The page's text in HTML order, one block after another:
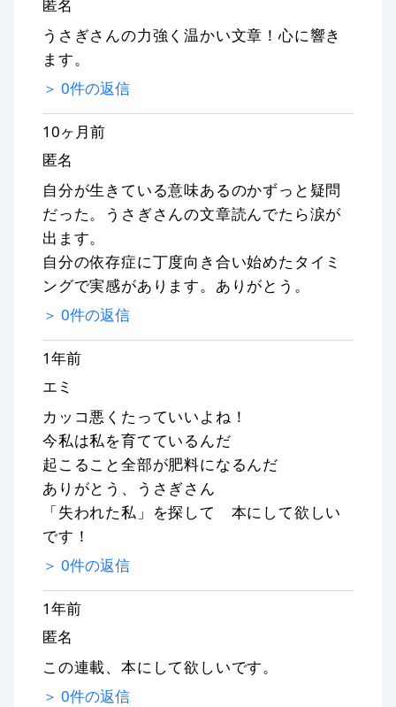
匿名
うさぎさんの力強く温かい文章！心に響き
ます。
＞ 0件の返信
10ヶ月前
匿名
自分が生きている意味あるのかずっと疑問
だった。うさぎさんの文章読んでたら涙が
出ます。
自分の依存症に丁度向き合い始めたタイミ
ングで実感があります。ありがとう。
＞ 0件の返信
1年前
エミ
カッコ悪くたっていいよね！
今私は私を育てているんだ
起こること全部が肥料になるんだ
ありがとう、うさぎさん
「失われた私」を探して 本にして欲しい
です！
＞ 0件の返信
1年前
匿名
この連載、本にして欲しいです。
＞ 0件の返信